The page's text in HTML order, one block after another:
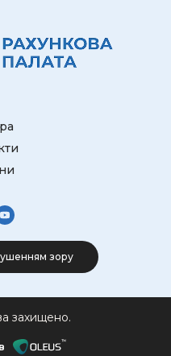
зору
захищено.